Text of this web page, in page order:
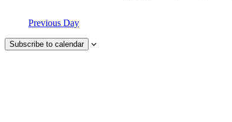
Previous Day
Subscribe to calendar